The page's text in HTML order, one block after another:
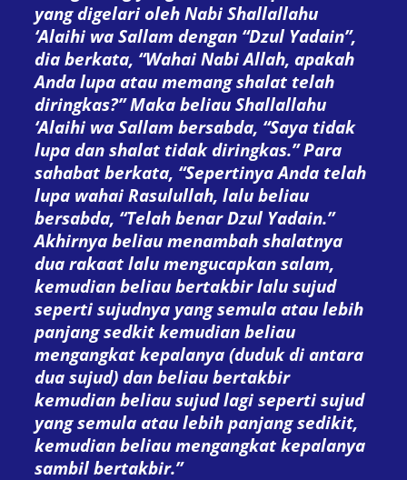
yang digelari oleh Nabi Shallallahu
‘Alaihi wa Sallam dengan “Dzul Yadain”,
dia berkata, “Wahai Nabi Allah, apakah
Anda lupa atau memang shalat telah
diringkas?” Maka beliau Shallallahu
‘Alaihi wa Sallam bersabda, “Saya tidak
lupa dan shalat tidak diringkas.” Para
sahabat berkata, “SepertinyaAnda telah
lupa wahai Rasulullah, lalu beliau
bersabda, “Telah benar Dzul Yadain.”
Akhirnya beliau menambah shalatnya
dua rakaat lalu mengucapkan salam,
kemudian beliau bertakbir lalu sujud
seperti sujudnya yang semula atau lebih
panjang sedkit kemudian beliau
mengangkat kepalanya (duduk di antara
dua sujud) dan beliau bertakbir
kemudian beliau sujud lagi seperti sujud
yang semula atau lebih panjang sedikit,
kemudian beliau mengangkat kepalanya
sambil bertakbir.”